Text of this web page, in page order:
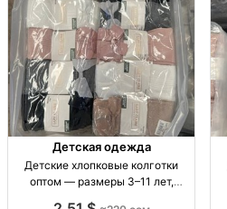
Детская одежда
Детские хлопковые колготки
оптом — размеры 3–11 лет,